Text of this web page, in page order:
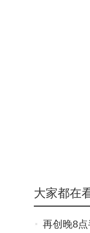
大家都在
再创晚8